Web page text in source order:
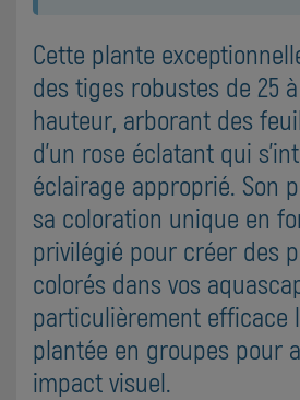
Cette plante
des tiges robustes de 25
hauteur, arborant des
d'un rose éclatant qui
éclairage approprié. Son
sa coloration unique en
privilégié pour créer des
colorés dans vos
particulièrement efficace
plantée en groupes pour
impact visuel.